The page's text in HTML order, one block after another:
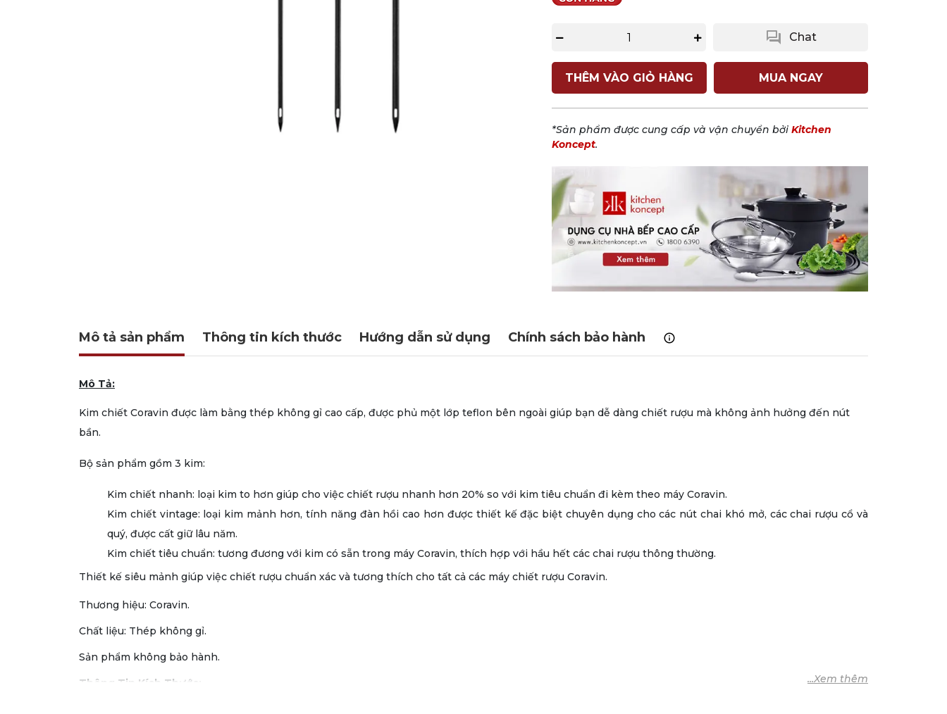
question_answer Chat
THÊM VÀO GIỎ HÀNG MUA NGAY
*Sản phẩm được cung cấp và vận chuyển bởi Kitchen
Koncept.
Mô tả sản phẩm Thông tin kích thước Hướng dẫn sử dụng Chính sách bảo hành
Mô Tả:
Kim chiết Coravin được làm bằng thép không gỉ cao cấp, được phủ một lớp teflon bên ngoài giúp bạn dễ dàng chiết rượu mà không ảnh hưởng đến nút
bần.
Bộ sản phẩm gồm 3 kim:
Kim chiết nhanh: loại kim to hơn giúp cho việc chiết rượu nhanh hơn 20% so với kim tiêu chuẩn đi kèm theo máy Coravin.
Kim chiết vintage: loại kim mảnh hơn, tính năng đàn hồi cao hơn được thiết kế đặc biệt chuyên dụng cho các nút chai khó mở, các chai rượu cổ và
quý, được cất giữ lâu năm.
Kim chiết tiêu chuẩn: tương đương với kim có sẵn trong máy Coravin, thích hợp với hầu hết các chai rượu thông thường.
Thiết kế siêu mảnh giúp việc chiết rượu chuẩn xác và tương thích cho tất cả các máy chiết rượu Coravin.
Thương hiệu: Coravin.
Chất liệu: Thép không gỉ.
Sản phẩm không bảo hành.
Thông Tin Kích Thước: